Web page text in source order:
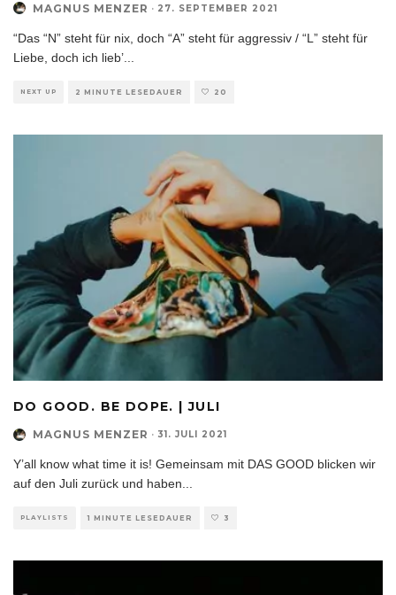
MAGNUS MENZER · 27. SEPTEMBER 2021
“Das “N” steht für nix, doch “A” steht für aggressiv / “L” steht für
Liebe, doch ich lieb’
NEXT UP 2 MINUTE LESEDAUER 20
DO GOOD. BE DOPE. | JULI
MAGNUS MENZER · 31. JULI 2021
Y’all know what time it is! Gemeinsam mit DAS GOOD blicken wir
auf den Juli zurück und haben...
PLAYLISTS 1 MINUTE LESEDAUER 3